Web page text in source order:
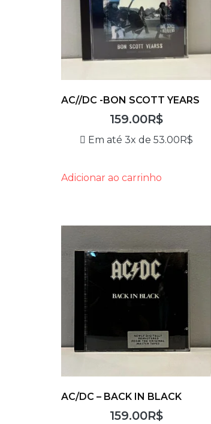
AC//DC -BON SCOTT YEARS
159.00R$
Em até 3x de53.00 R$
Adicionar ao carrinho
AC/DC – BACK IN BLACK
159.00R$